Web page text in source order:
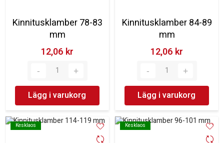
Kinnitusklamber 78-83
mm
12,06 kr‎
Lägg i varukorg
Kinnitusklamber 84-89
mm
12,06 kr‎
Lägg i varukorg
Kesklaos
Kesklaos Kesklaos
Kesklaos